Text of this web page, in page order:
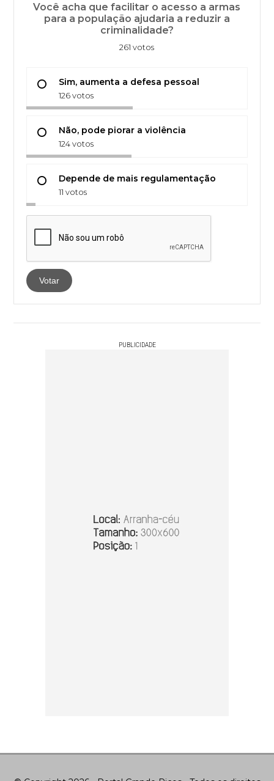
Você acha que facilitar o acesso a armas
para a população ajudaria a reduzir a
criminalidade?
261 votos
Sim, aumenta a defesa pessoal
126 votos
Não, pode piorar a violência
124 votos
Depende de mais regulamentação
11 votos
Votar
PUBLICIDADE